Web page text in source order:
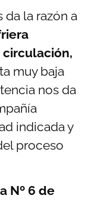
da la razón a
muy baja
nos da
indicada y
proceso
Nº 6 de